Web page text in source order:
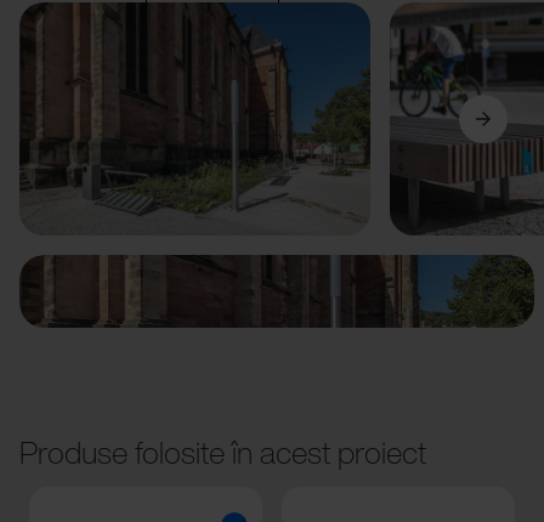
Anterior Următorul
Produse folosite în acest proiect